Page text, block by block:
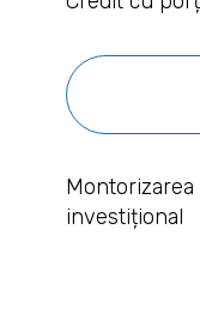
investițional